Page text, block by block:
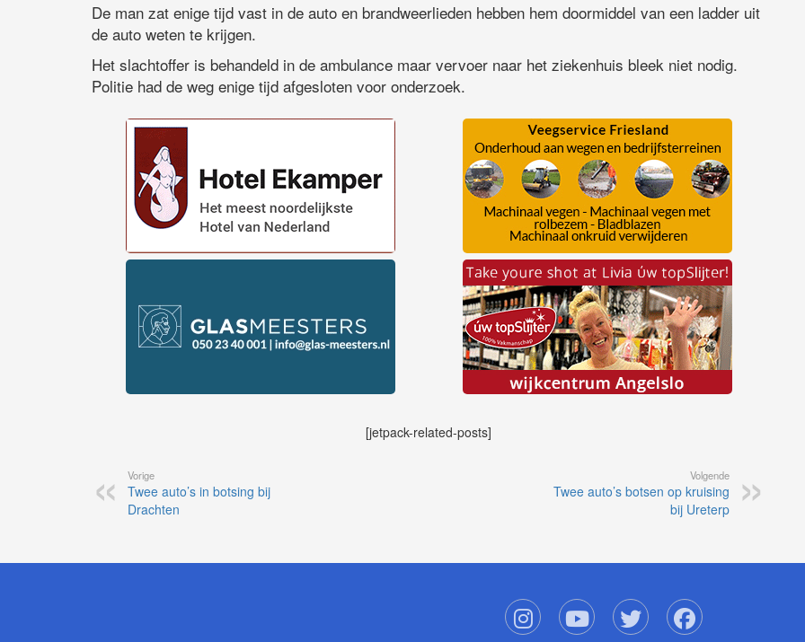
De man zat enige tijd vast in de auto en brandweerlieden hebben hem doormiddel van een ladder uit
de auto weten te krijgen.
Het slachtoffer is behandeld in de ambulance maar vervoer naar het ziekenhuis bleek niet nodig.
Politie had de weg enige tijd afgesloten voor onderzoek.
[jetpack-related-posts]
Vorige
Twee auto’s in botsing bij
Drachten
Volgende
Twee auto’s botsen op kruising
bij Ureterp